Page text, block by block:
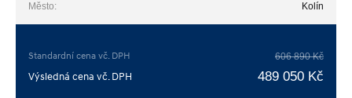
Město:
Kolín
Standardní cena vč. DPH 606 890 Kč
Výsledná cena vč. DPH 489 050 Kč